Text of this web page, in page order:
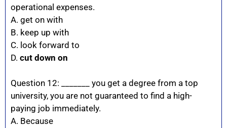
operational expenses.
A. get on with
B. keep up with
C. look forward to
D. cut down on
Question 12: _______ you get a degree from a top
university, you are not guaranteed to find a high-
paying job immediately.
A. Because